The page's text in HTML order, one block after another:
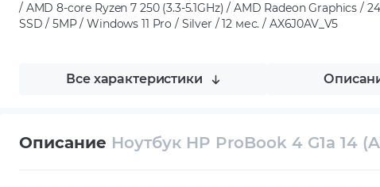
/ AMD 8-core Ryzen 7 250 (3.3-5.1GHz) / AMD Radeon Graphics /
SSD / 5MP / Windows 11 Pro / Silver / 12 мес. / AX6J0AV_V5
Все характеристики
Описание Ноутбук HP ProBook 4 G1a 14